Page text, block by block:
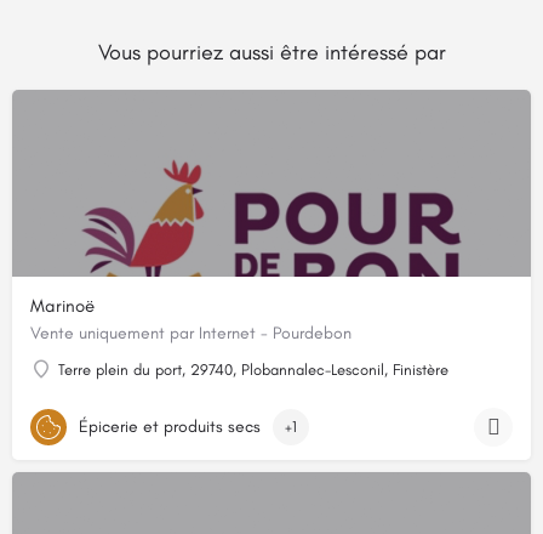
Vous pourriez aussi être intéressé par
Marinoë
Vente uniquement par Internet - Pourdebon
Terre plein du port, 29740, Plobannalec-Lesconil, Finistère
Épicerie et produits secs +1